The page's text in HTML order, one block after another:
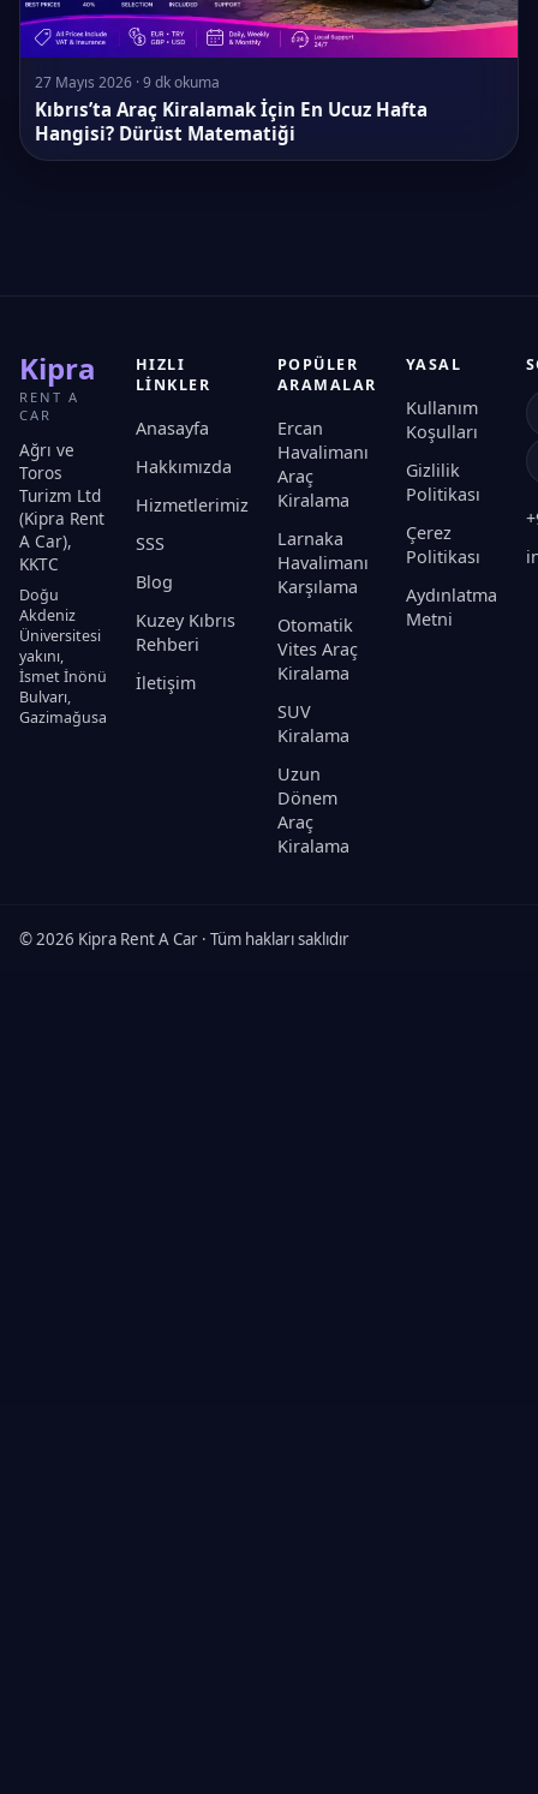
27 Mayıs 2026 · 9 dk okuma
Kıbrıs’ta Araç Kiralamak İçin En Ucuz Hafta
Hangisi? Dürüst Matematiği
Kipra
RENT A
CAR
Ağrı ve
Toros
Turizm Ltd
(Kipra Rent
A Car),
KKTC
Doğu
Akdeniz
Üniversitesi
yakını,
İsmet İnönü
Bulvarı,
Gazimağusa
HIZLI
LINKLER
Anasayfa
Hakkımızda
Hizmetlerimiz
SSS
Blog
Kuzey Kıbrıs
Rehberi
İletişim
POPÜLER
ARAMALAR
Ercan
Havalimanı
Araç
Kiralama
Larnaka
Havalimanı
Karşılama
Otomatik
Vites Araç
Kiralama
SUV
Kiralama
Uzun
Dönem
Araç
Kiralama
YASAL
Kullanım
Koşulları
Gizlilik
Politikası
Çerez
Politikası
Aydınlatma
Metni
© 2026 Kipra Rent A Car · Tüm hakları saklıdır